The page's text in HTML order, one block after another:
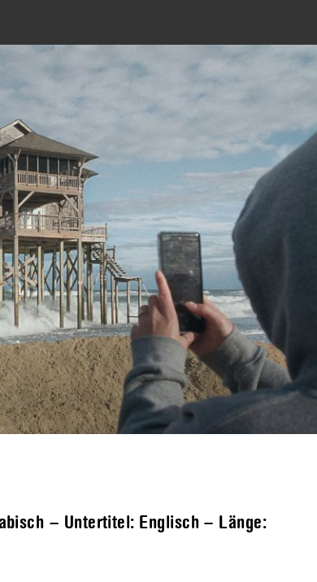
– Untertitel: Englisch – Länge: